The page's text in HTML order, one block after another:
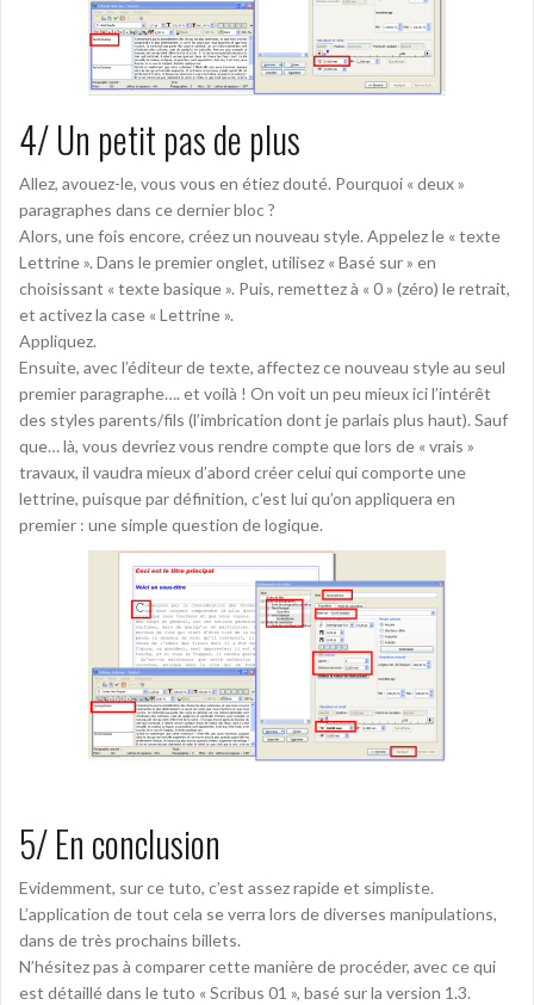
4/ Un petit pas de plus
Allez, avouez-le, vous vous en étiez douté. Pourquoi « deux »
paragraphes dans ce dernier bloc ?
Alors, une fois encore, créez un nouveau style. Appelez le « texte
Lettrine ». Dans le premier onglet, utilisez « Basé sur » en
choisissant « texte basique ». Puis, remettez à « 0 » (zéro) le retrait,
et activez la case « Lettrine ».
Appliquez.
Ensuite, avec l’éditeur de texte, affectez ce nouveau style au seul
premier paragraphe…. et voilà ! On voit un peu mieux ici l’intérêt
des styles parents/fils (l’imbrication dont je parlais plus haut). Sauf
que… là, vous devriez vous rendre compte que lors de « vrais »
travaux, il vaudra mieux d’abord créer celui qui comporte une
lettrine, puisque par définition, c’est lui qu’on appliquera en
premier : une simple question de logique.
5/ En conclusion
Evidemment, sur ce tuto, c’est assez rapide et simpliste.
L’application de tout cela se verra lors de diverses manipulations,
dans de très prochains billets.
N’hésitez pas à comparer cette manière de procéder, avec ce qui
est détaillé dans le tuto « Scribus 01 », basé sur la version 1.3.